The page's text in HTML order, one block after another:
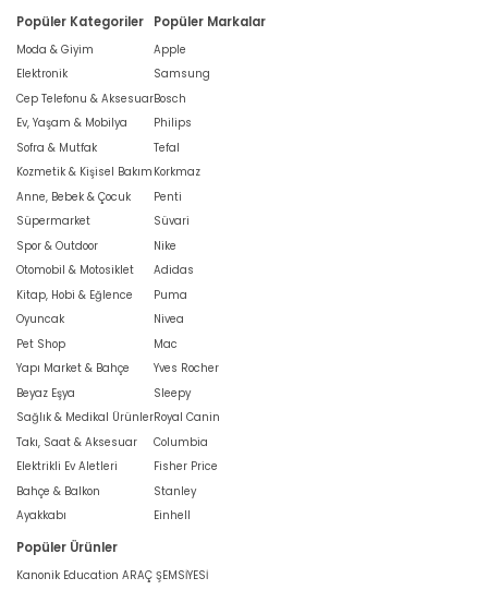
Popüler Kategoriler
Moda & Giyim
Elektronik
Cep Telefonu & Aksesuar
Ev, Yaşam & Mobilya
Sofra & Mutfak
Kozmetik & Kişisel Bakım
Anne, Bebek & Çocuk
Süpermarket
Spor & Outdoor
Otomobil & Motosiklet
Kitap, Hobi & Eğlence
Oyuncak
Pet Shop
Yapı Market & Bahçe
Beyaz Eşya
Sağlık & Medikal Ürünler
Takı, Saat & Aksesuar
Elektrikli Ev Aletleri
Bahçe & Balkon
Ayakkabı
Popüler Markalar
Apple
Samsung
Bosch
Philips
Tefal
Korkmaz
Penti
Süvari
Nike
Adidas
Puma
Nivea
Mac
Yves Rocher
Sleepy
Royal Canin
Columbia
Fisher Price
Stanley
Einhell
Popüler Ürünler
Kanonik Education ARAÇ ŞEMSİYESİ